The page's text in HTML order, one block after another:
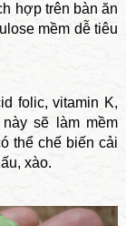
hợp trên bàn ăn
mềm dễ tiêu
folic, vitamin K,
sẽ làm mềm
thể chế biến cải
xào.